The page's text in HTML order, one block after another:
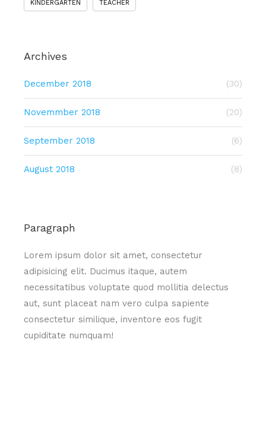
KINDERGARTEN TEACHER
Archives
December 2018 (30)
Novemmber 2018 (20)
September 2018 (6)
August 2018 (8)
Paragraph
Lorem ipsum dolor sit amet, consectetur
adipisicing elit. Ducimus itaque, autem
necessitatibus voluptate quod mollitia delectus
aut, sunt placeat nam vero culpa sapiente
consectetur similique, inventore eos fugit
cupiditate numquam!